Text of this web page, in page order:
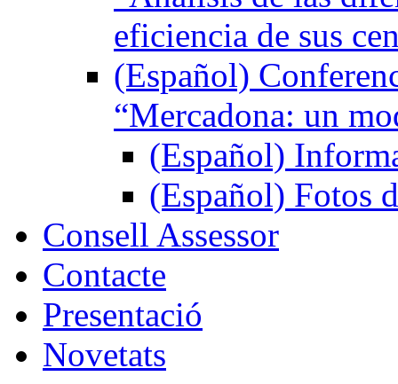
eficiencia de sus
(Español)
“Mercadona: un
(Español)
(Español) Fotos
Consell Assessor
Contacte
Presentació
Novetats